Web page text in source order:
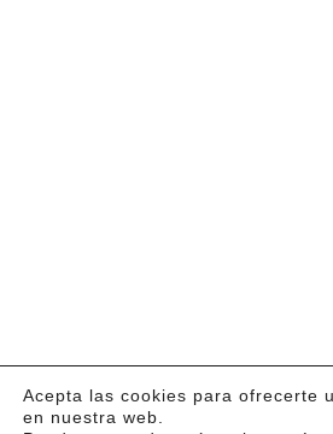
Acepta las cookies para ofrecerte
en nuestra web.